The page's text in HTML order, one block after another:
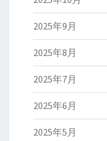
2025年9月
2025年8月
2025年7月
2025年6月
2025年5月